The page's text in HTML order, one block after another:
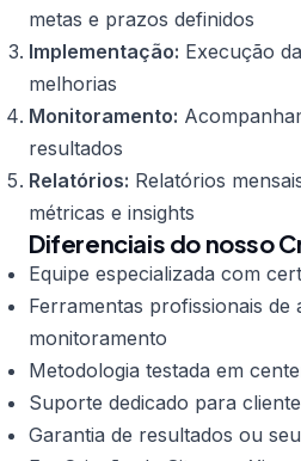
metas e prazos definidos
Implementação: Execução
melhorias
Monitoramento:
resultados
Relatórios: Relatórios
métricas e insights
Diferenciais do nosso
Equipe especializada com
Ferramentas profissionais de
monitoramento
Metodologia testada em
Suporte dedicado para
Garantia de resultados ou